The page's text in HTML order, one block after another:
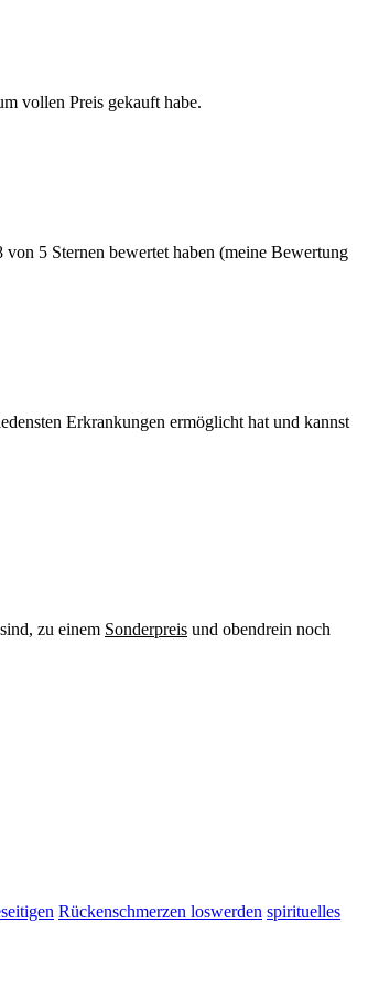
vollen Preis gekauft habe.
5 Sternen bewertet haben (meine Bewertung
Erkrankungen ermöglicht hat und kannst
sind, zu einem Sonderpreis und obendrein noch
Rückenschmerzen loswerden spirituelles